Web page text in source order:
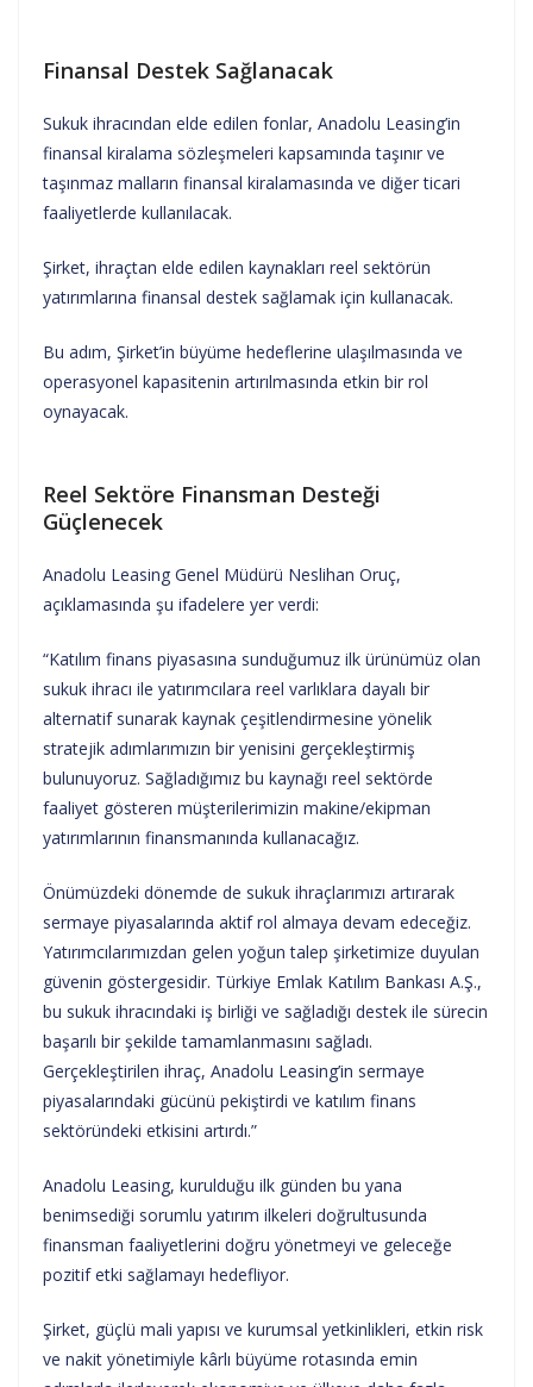
Finansal Destek Sağlanacak
Sukuk ihracından elde edilen fonlar, Anadolu Leasing’in
finansal kiralama sözleşmeleri kapsamında taşınır ve
taşınmaz malların finansal kiralamasında ve diğer ticari
faaliyetlerde kullanılacak.
Şirket, ihraçtan elde edilen kaynakları reel sektörün
yatırımlarına finansal destek sağlamak için kullanacak.
Bu adım, Şirket’in büyüme hedeflerine ulaşılmasında ve
operasyonel kapasitenin artırılmasında etkin bir rol
oynayacak.
Reel Sektöre Finansman Desteği
Güçlenecek
Anadolu Leasing Genel Müdürü Neslihan Oruç,
açıklamasında şu ifadelere yer verdi:
“Katılım finans piyasasına sunduğumuz ilk ürünümüz olan
sukuk ihracı ile yatırımcılara reel varlıklara dayalı bir
alternatif sunarak kaynak çeşitlendirmesine yönelik
stratejik adımlarımızın bir yenisini gerçekleştirmiş
bulunuyoruz. Sağladığımız bu kaynağı reel sektörde
faaliyet gösteren müşterilerimizin makine/ekipman
yatırımlarının finansmanında kullanacağız.
Önümüzdeki dönemde de sukuk ihraçlarımızı artırarak
sermaye piyasalarında aktif rol almaya devam edeceğiz.
Yatırımcılarımızdan gelen yoğun talep şirketimize duyulan
güvenin göstergesidir. Türkiye Emlak Katılım Bankası A.Ş.,
bu sukuk ihracındaki iş birliği ve sağladığı destek ile sürecin
başarılı bir şekilde tamamlanmasını sağladı.
Gerçekleştirilen ihraç, Anadolu Leasing’in sermaye
piyasalarındaki gücünü pekiştirdi ve katılım finans
sektöründeki etkisini artırdı.”
Anadolu Leasing, kurulduğu ilk günden bu yana
benimsediği sorumlu yatırım ilkeleri doğrultusunda
finansman faaliyetlerini doğru yönetmeyi ve geleceğe
pozitif etki sağlamayı hedefliyor.
Şirket, güçlü mali yapısı ve kurumsal yetkinlikleri, etkin risk
ve nakit yönetimiyle kârlı büyüme rotasında emin